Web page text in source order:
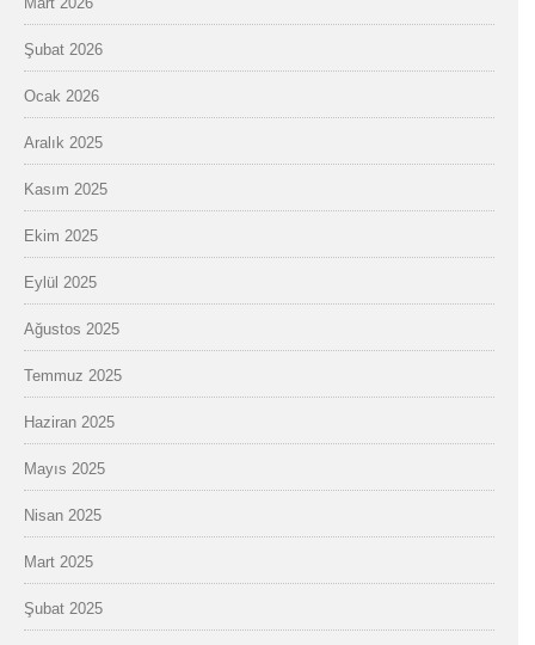
Şubat 2026
Ocak 2026
Aralık 2025
Kasım 2025
Ekim 2025
Eylül 2025
Ağustos 2025
Temmuz 2025
Haziran 2025
Mayıs 2025
Nisan 2025
Mart 2025
Şubat 2025